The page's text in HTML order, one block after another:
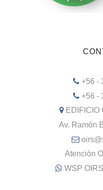
+56 -
+56 -
EDIFICIO
Av. Ramón
Atención
WSP